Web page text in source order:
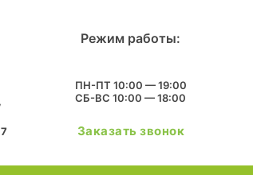
Режим работы:
ПН-ПТ 10:00 — 19:00
СБ-ВС 10:00 — 18:00
Заказать звонок